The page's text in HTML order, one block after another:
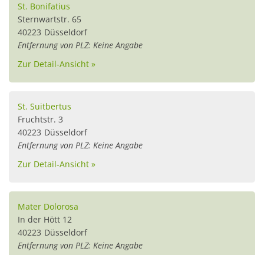
St. Bonifatius
Sternwartstr. 65
40223 Düsseldorf
Entfernung von PLZ: Keine Angabe
Zur Detail-Ansicht »
St. Suitbertus
Fruchtstr. 3
40223 Düsseldorf
Entfernung von PLZ: Keine Angabe
Zur Detail-Ansicht »
Mater Dolorosa
In der Hött 12
40223 Düsseldorf
Entfernung von PLZ: Keine Angabe